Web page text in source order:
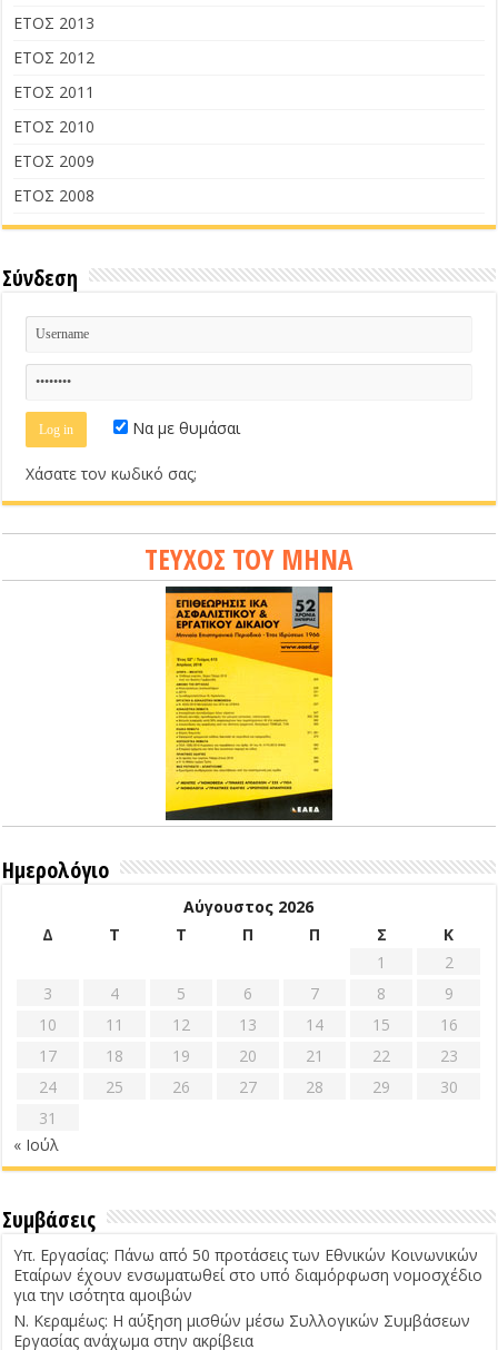
ΕΤΟΣ 2013
ΕΤΟΣ 2012
ΕΤΟΣ 2011
ΕΤΟΣ 2010
ΕΤΟΣ 2009
ΕΤΟΣ 2008
Σύνδεση
Να με θυμάσαι
Χάσατε τον κωδικό σας;
ΤΕΥΧΟΣ ΤΟΥ ΜΗΝΑ
Ημερολόγιο
Αύγουστος 2026
Δ
Τ Τ Π Π Σ
Κ
1
2
3
4 5 6 7 8
9
10
11 12 13 14 15
16
17
18 19 20 21 22
23
24
25 26 27 28 29
30
31
« Ιούλ
Συμβάσεις
Υπ. Εργασίας: Πάνω από 50 προτάσεις των Εθνικών Κοινωνικών
Εταίρων έχουν ενσωματωθεί στο υπό διαμόρφωση νομοσχέδιο
για την ισότητα αμοιβών
Ν. Κεραμέως: Η αύξηση μισθών μέσω Συλλογικών Συμβάσεων
Εργασίας ανάχωμα στην ακρίβεια